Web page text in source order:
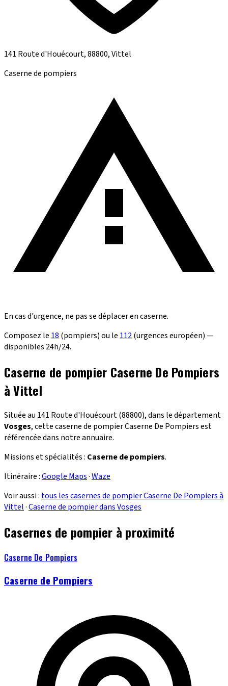
141 Route d'Houécourt, 88800, Vittel
Caserne de pompiers
En cas d'urgence, ne pas se déplacer en caserne.
Composez le 18 (pompiers) ou le 112(urgences européen) —
disponibles 24h/24.
Caserne de pompier Caserne De Pompiers
à Vittel
Située au 141 Route d'Houécourt (88800), dans le département
Vosges, cette caserne de pompier Caserne De Pompiers est
référencée dans notre annuaire.
Missions et spécialités : Caserne de pompiers.
Itinéraire :Google Maps·Waze
Voir aussi : tous les casernes de pompier Caserne De Pompiers à
Vittel·Caserne de pompier dans Vosges
Casernes de pompier à proximité
Caserne De Pompiers
Caserne de Pompiers